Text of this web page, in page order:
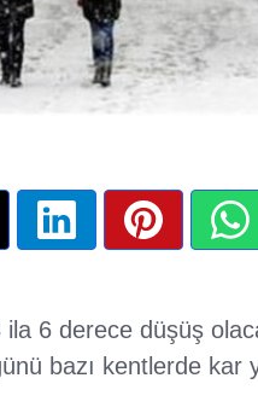
ila 6 derece düşüş
bazı kentlerde kar